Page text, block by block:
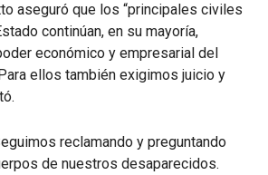
aseguró que los “principales civiles
continúan, en su mayoría,
económico y empresarial del
ellos también exigimos juicio y
reclamando y preguntando
de nuestros desaparecidos.